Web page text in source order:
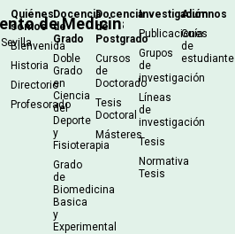
Navegación
principal
Quiénes
somos
Bienvenida
Historia
Directorio
Profesorado
Docencia
de
Grado
Doble
Grado
en
Ciencia
del
Deporte
y
Fisioterapia
Grado
de
Biomedicina
Basica
y
Experimental
Docencia
de
Postgrado
Cursos
de
Doctorado
Tesis
Doctoral
Másteres
Investigación
Publicaciones
Grupos
de
investigación
Líneas
de
investigación
Tesis
Normativa
Tesis
Alumnos
Guía
de